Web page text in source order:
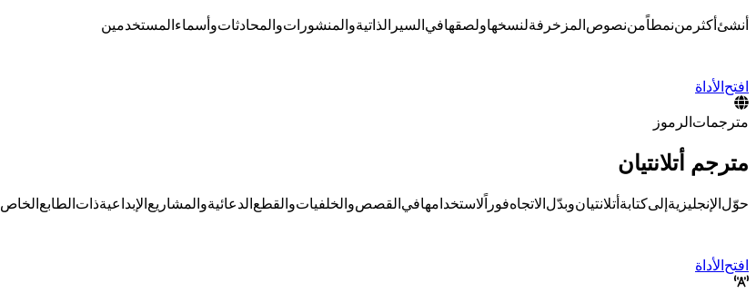
أنشئ أكثر من 30 نمطاً من نصوص Unicode المزخرفة لنسخها ولصقها في السير الذاتية والمنشورات والمحادثات وأسماء المستخدمين.
افتح الأداة
مترجمات الرموز
مترجم أتلانتيان
حوّل الإنجليزية إلى كتابة أتلانتيان وبدّل الاتجاه فوراً لاستخدامها في القصص والخلفيات والقطع الدعائية والمشاريع الإبداعية ذات الطابع الخاص.
افتح الأداة